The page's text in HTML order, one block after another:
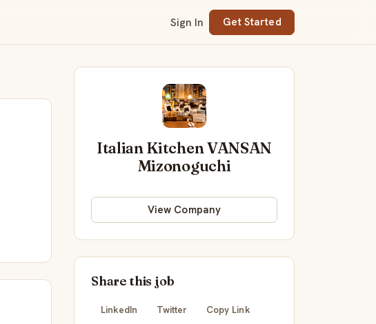
Sign In Get Started
Italian Kitchen VANSAN
Mizonoguchi
View Company
Share this job
LinkedIn Twitter Copy Link